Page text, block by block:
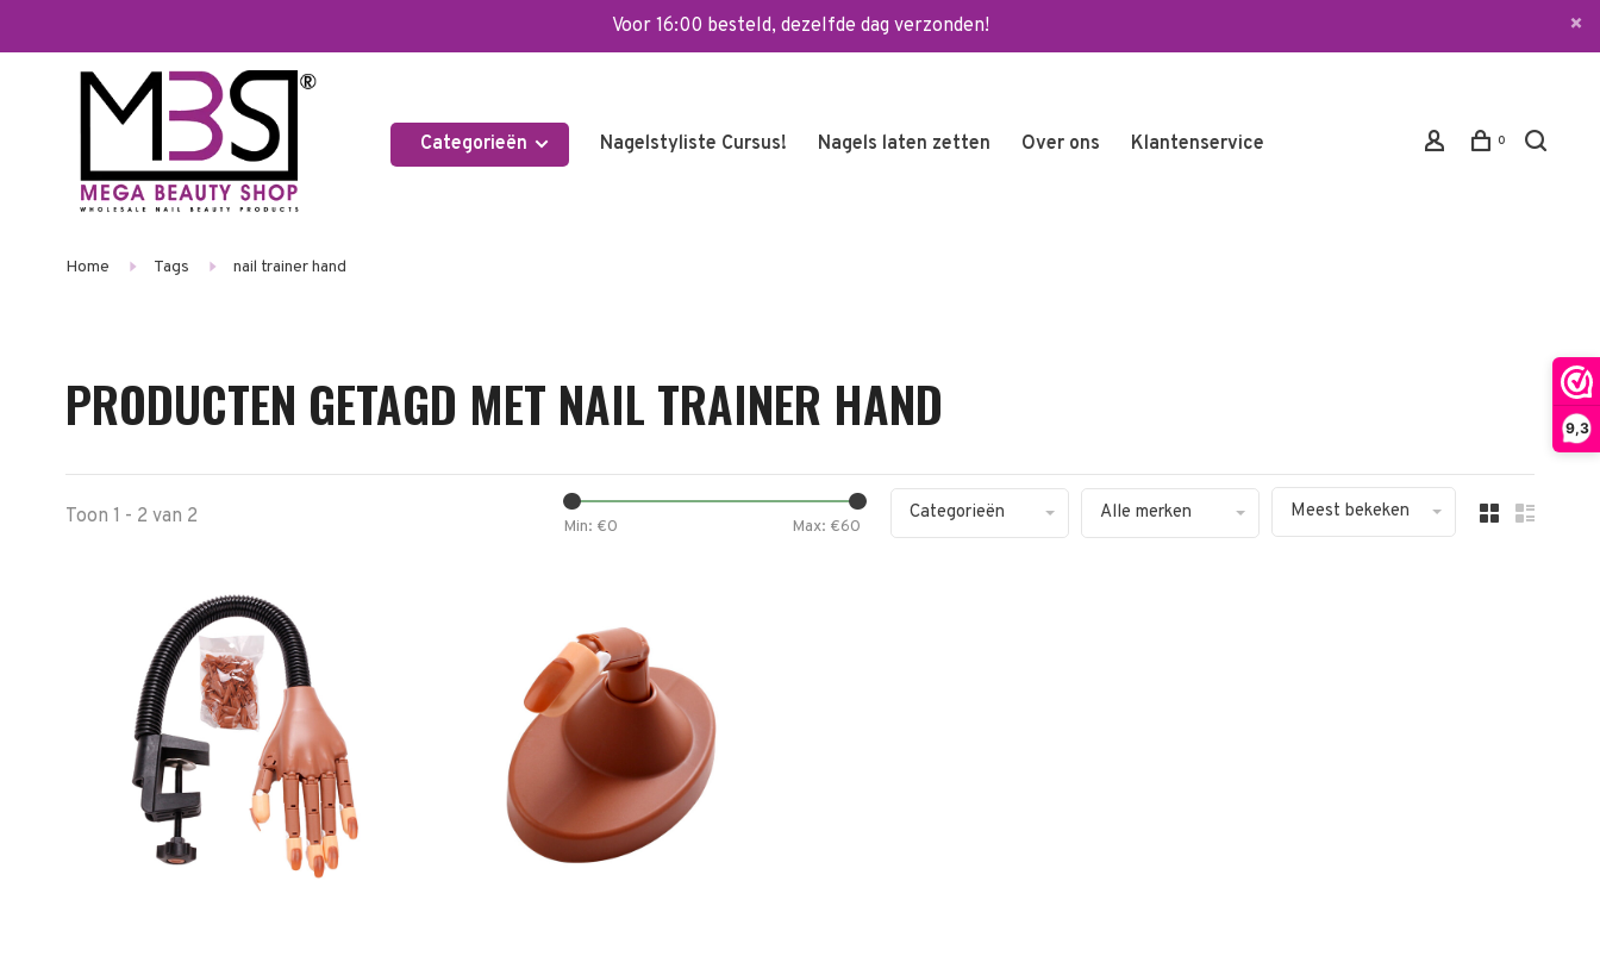
9,3
Voor 16:00 besteld, dezelfde dag verzonden!
Categorieën Nagelstyliste Cursus! Nagels laten zetten Over ons Klantenservice 0
Home Tags nail trainer hand
PRODUCTEN GETAGD MET NAIL TRAINER HAND
Toon 1 - 2 van 2 Min: €0 Max: €60
Categorieën Alle merken Meest bekeken